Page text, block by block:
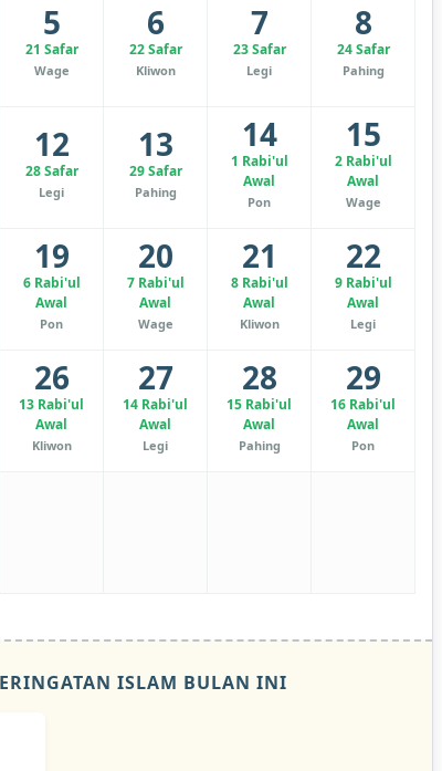
5
21 Safar
Wage
6
22 Safar
Kliwon
7
23 Safar
Legi
8
24 Safar
Pahing
12
28 Safar
Legi
13
29 Safar
Pahing
14
1 Rabi'ul
Awal
Pon
15
2 Rabi'ul
Awal
Wage
19
6 Rabi'ul
Awal
Pon
20
7 Rabi'ul
Awal
Wage
21
8 Rabi'ul
Awal
Kliwon
22
9 Rabi'ul
Awal
Legi
26
13 Rabi'ul
Awal
Kliwon
27
14 Rabi'ul
Awal
Legi
28
15 Rabi'ul
Awal
Pahing
29
16 Rabi'ul
Awal
Pon
ISLAM BULAN INI